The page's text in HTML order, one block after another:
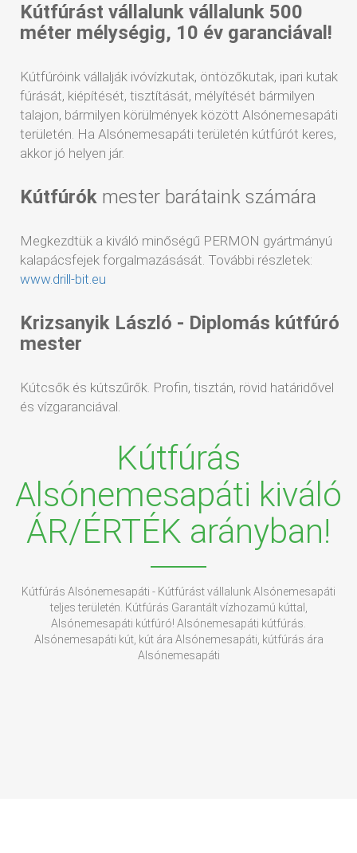
Kútfúrást vállalunk vállalunk 500
méter mélységig, 10 év garanciával!
Kútfúróink vállalják ivóvízkutak, öntözőkutak, ipari kutak
fúrását, kiépítését, tisztítását, mélyítését bármilyen
talajon, bármilyen körülmények között Alsónemesapáti
területén. Ha Alsónemesapáti területén kútfúrót keres,
akkor jó helyen jár.
Kútfúrók mester barátaink számára
Megkezdtük a kiváló minőségű PERMON gyártmányú
kalapácsfejek forgalmazásását. További részletek:
www.drill-bit.eu
Krizsanyik László - Diplomás kútfúró
mester
Kútcsők és kútszűrők. Profin, tisztán, rövid határidővel
és vízgaranciával.
Kútfúrás
Alsónemesapáti kiváló
ÁR/ÉRTÉK arányban!
Kútfúrás Alsónemesapáti - Kútfúrást vállalunk Alsónemesapáti
teljes területén. Kútfúrás Garantált vízhozamú kúttal,
Alsónemesapáti kútfúró! Alsónemesapáti kútfúrás.
Alsónemesapáti kút, kút ára Alsónemesapáti, kútfúrás ára
Alsónemesapáti